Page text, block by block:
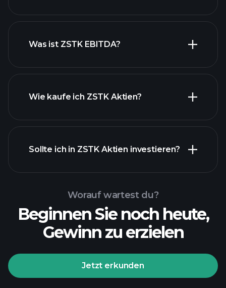
Was ist ZSTK EBITDA?
Wie kaufe ich ZSTK Aktien?
Sollte ich in ZSTK Aktien investieren?
Worauf wartest du?
Beginnen Sie noch heute,
Gewinn zu erzielen
Jetzt erkunden